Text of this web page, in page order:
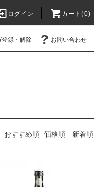
ログイン カート(0)
登録・解除 お問い合わせ
おすすめ順 価格順 新着順